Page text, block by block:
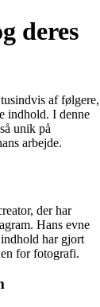
deres
af følgere,
indhold. I denne
unik på
arbejde.
der har
Hans evne
har gjort
for fotografi.